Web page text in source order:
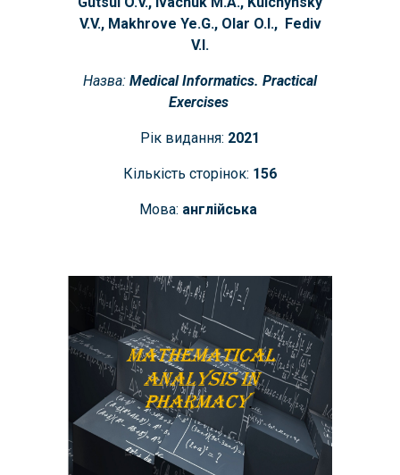
V.V., Makhrove Ye.G., Olar O.I., Fediv
V.I.
Назва: Medical Informatics. Practical
Exercises
Рік видання: 2021
Кількість сторінок: 156
Мова: англійська